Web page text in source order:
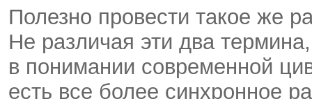
Полезно провести такое же
Не различая эти два
в понимании современной
есть все более синхронное